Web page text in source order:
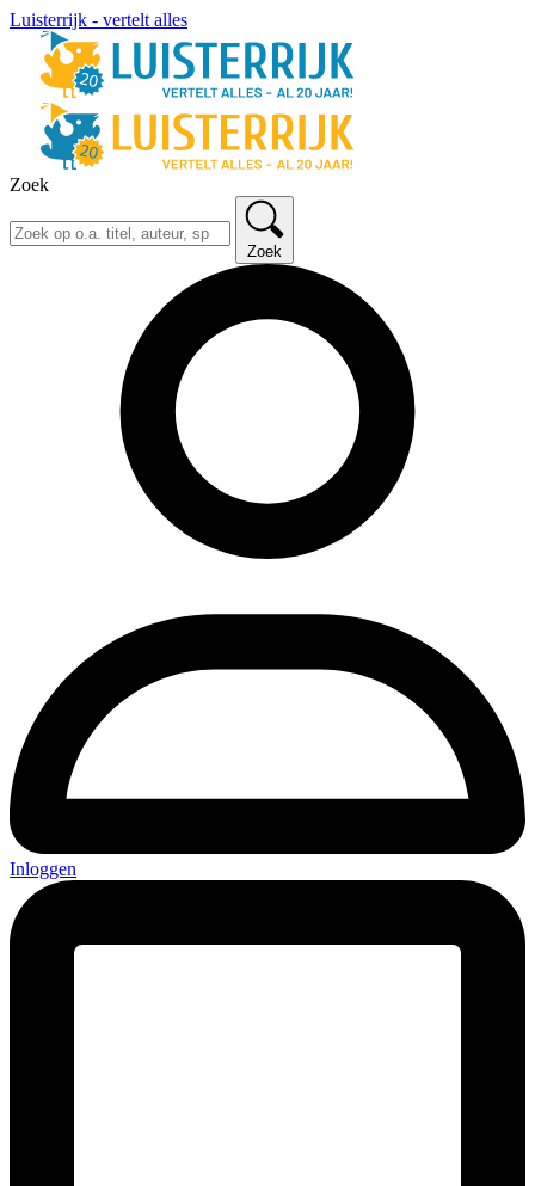
Luisterrijk - vertelt alles
Zoek
Zoek
Inloggen